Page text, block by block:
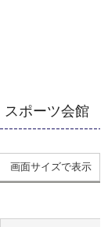
スポーツ会館
画面サイズで表示